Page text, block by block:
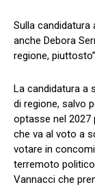
Sulla candidatura
anche Debora
regione,
La candidatura a
di regione, salvo
optasse nel 2027
che va al voto a
votare in
terremoto
Vannacci che